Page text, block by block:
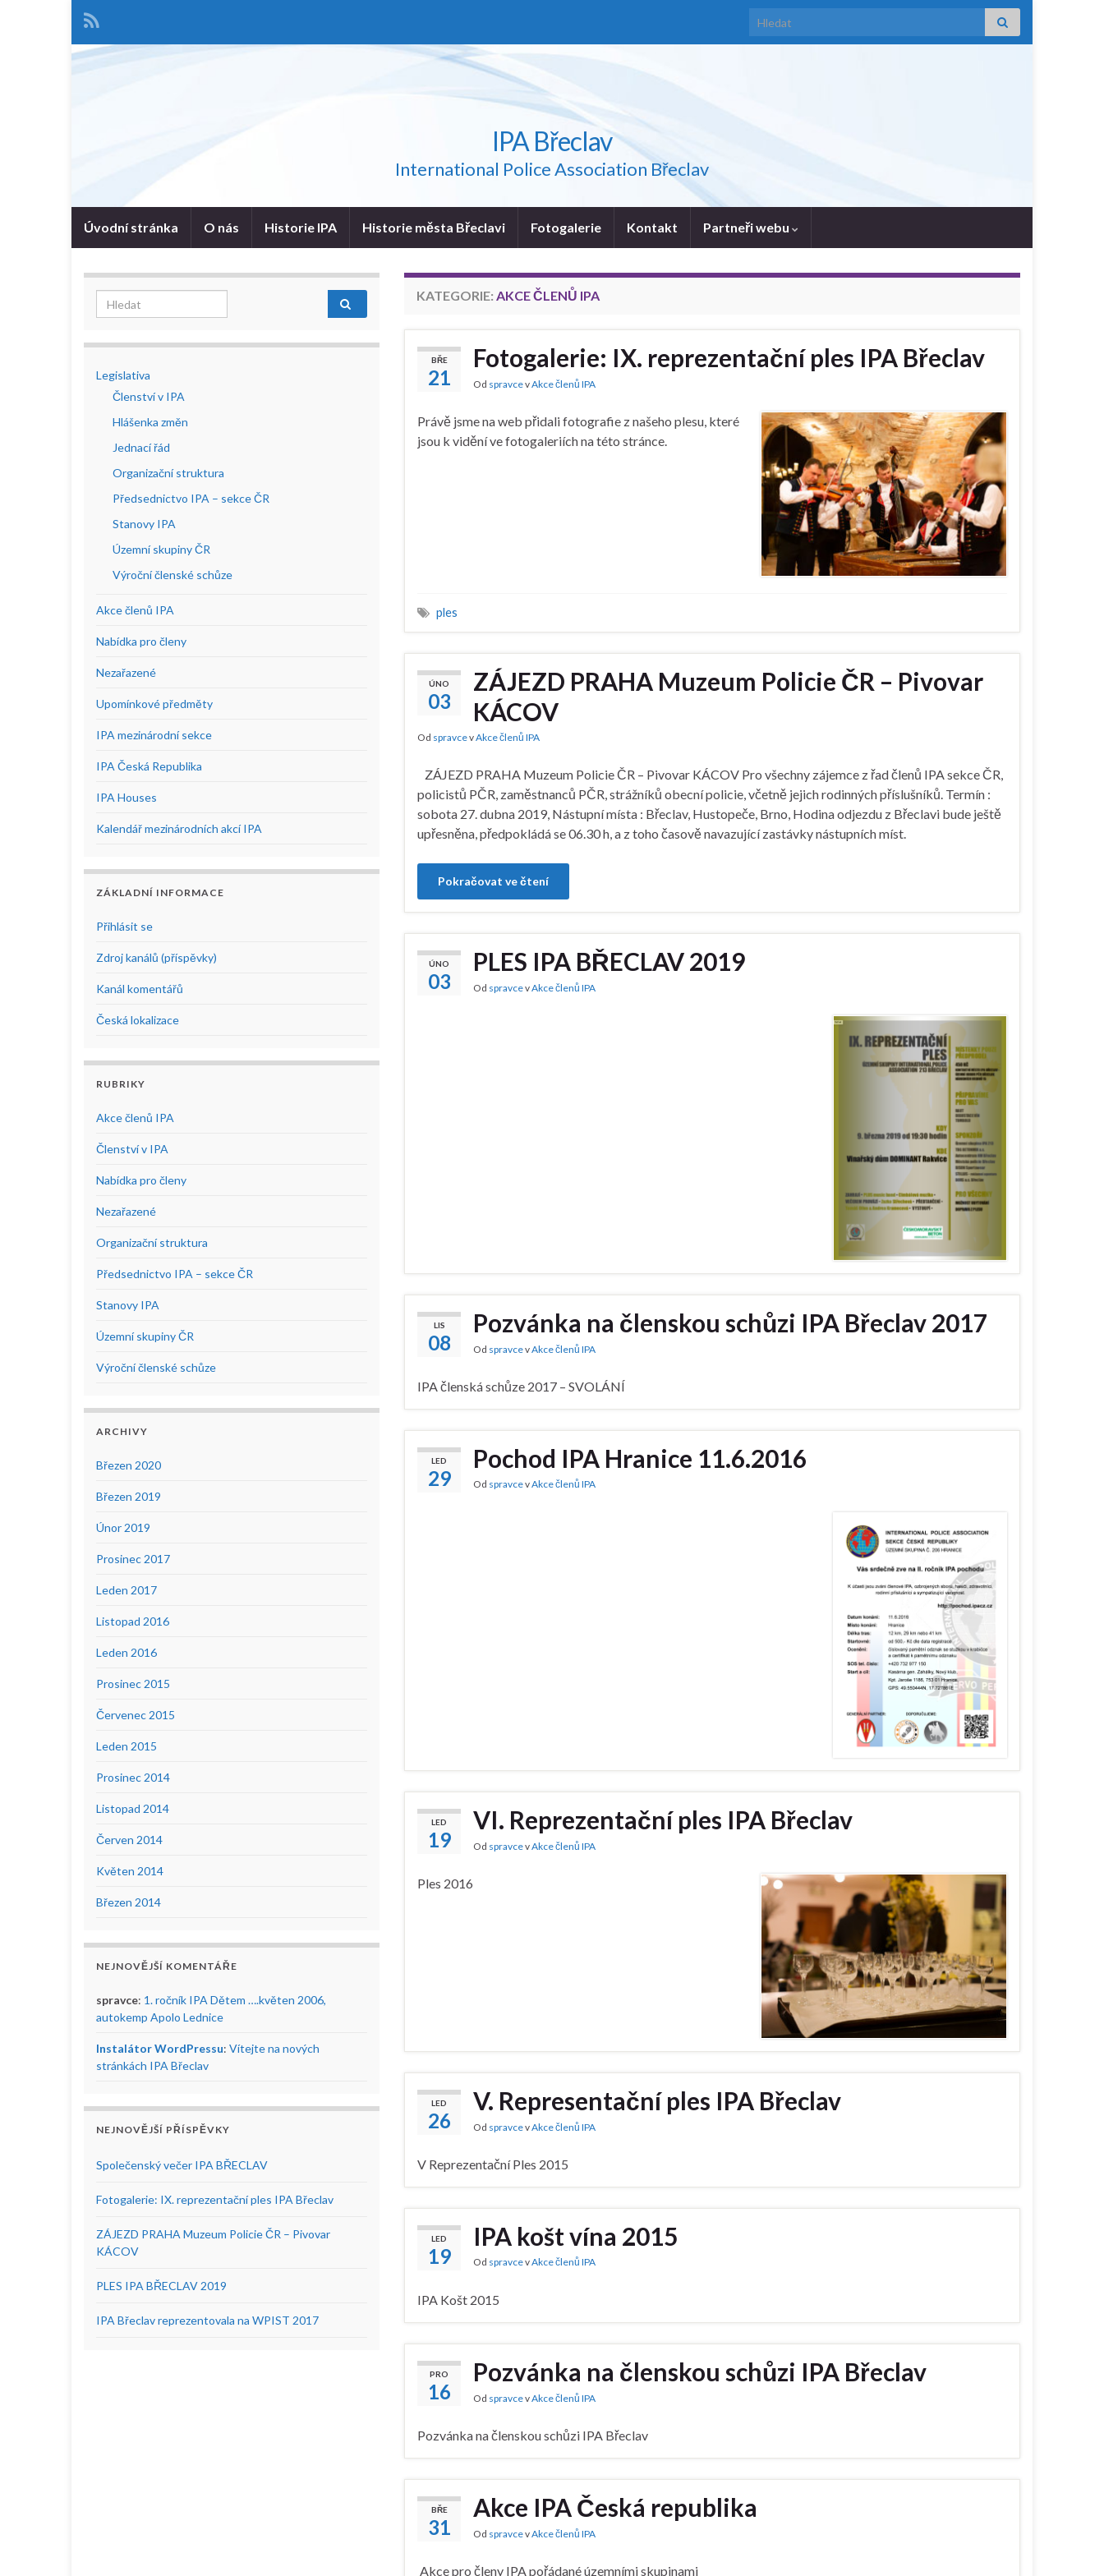
Search for:
IPA Břeclav
International Police Association Břeclav
Úvodní stránka O nás Historie IPA Historie města Břeclavi Fotogalerie Kontakt Partneři webu
KATEGORIE: AKCE ČLENŮ IPA
BŘE
21
Fotogalerie: IX. reprezentační ples IPA Břeclav
Od spravcevAkce členů IPA
Právě jsme na web přidali fotografie z našeho plesu, které
jsou k vidění ve fotogaleriích na této stránce.
ples
ÚNO
03
ZÁJEZD PRAHA Muzeum Policie ČR – Pivovar
KÁCOV
Od spravcevAkce členů IPA
ZÁJEZD PRAHA Muzeum Policie ČR – Pivovar KÁCOV Pro všechny zájemce z řad členů IPA sekce ČR,
policistů PČR, zaměstnanců PČR, strážníků obecní policie, včetně jejich rodinných příslušníků. Termín :
sobota 27. dubna 2019, Nástupní místa : Břeclav, Hustopeče, Brno, Hodina odjezdu z Břeclavi bude ještě
upřesněna, předpokládá se 06.30 h, a z toho časově navazující zastávky nástupních míst.
Pokračovat ve čtení
ÚNO
03
PLES IPA BŘECLAV 2019
Od spravcevAkce členů IPA
LIS
08
Pozvánka na členskou schůzi IPA Břeclav 2017
Od spravcevAkce členů IPA
IPA členská schůze 2017 – SVOLÁNÍ
LED
29
Pochod IPA Hranice 11.6.2016
Od spravcevAkce členů IPA
LED
19
VI. Reprezentační ples IPA Břeclav
Od spravcevAkce členů IPA
Ples 2016
LED
26
V. Representační ples IPA Břeclav
Od spravcevAkce členů IPA
V Reprezentační Ples 2015
LED
19
IPA košt vína 2015
Od spravcevAkce členů IPA
IPA Košt 2015
PRO
16
Pozvánka na členskou schůzi IPA Břeclav
Od spravcevAkce členů IPA
Pozvánka na členskou schůzi IPA Břeclav
BŘE
31
Akce IPA Česká republika
Od spravcevAkce členů IPA
Akce pro členy IPA pořádané územními skupinami
Search for:
Legislativa
Členství v IPA
Hlášenka změn
Jednací řád
Organizační struktura
Předsednictvo IPA – sekce ČR
Stanovy IPA
Územní skupiny ČR
Výroční členské schůze
Akce členů IPA
Nabídka pro členy
Nezařazené
Upomínkové předměty
IPA mezinárodní sekce
IPA Česká Republika
IPA Houses
Kalendář mezinárodních akcí IPA
ZÁKLADNÍ INFORMACE
Přihlásit se
Zdroj kanálů (příspěvky)
Kanál komentářů
Česká lokalizace
RUBRIKY
Akce členů IPA
Členství v IPA
Nabídka pro členy
Nezařazené
Organizační struktura
Předsednictvo IPA – sekce ČR
Stanovy IPA
Územní skupiny ČR
Výroční členské schůze
ARCHIVY
Březen 2020
Březen 2019
Únor 2019
Prosinec 2017
Leden 2017
Listopad 2016
Leden 2016
Prosinec 2015
Červenec 2015
Leden 2015
Prosinec 2014
Listopad 2014
Červen 2014
Květen 2014
Březen 2014
NEJNOVĚJŠÍ KOMENTÁŘE
spravce: 1. ročník IPA Dětem ….květen 2006,
autokemp Apolo Lednice
Instalátor WordPressu: Vítejte na nových
stránkách IPA Břeclav
NEJNOVĚJŠÍ PŘÍSPĚVKY
Společenský večer IPA BŘECLAV
Fotogalerie: IX. reprezentační ples IPA Břeclav
ZÁJEZD PRAHA Muzeum Policie ČR – Pivovar
KÁCOV
PLES IPA BŘECLAV 2019
IPA Břeclav reprezentovala na WPIST 2017